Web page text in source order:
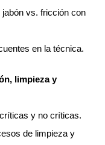
vs. fricción con
en la técnica.
limpieza y
y no críticas.
de limpieza y